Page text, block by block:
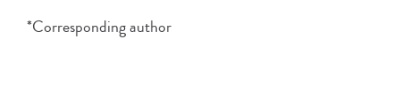
*Corresponding author